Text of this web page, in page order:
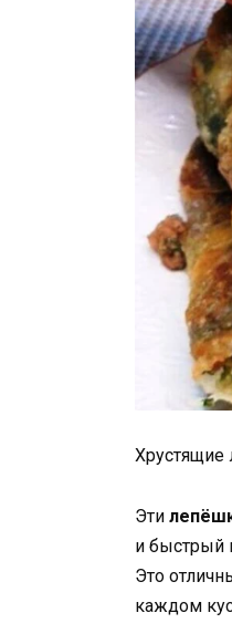
Хрустящие
Эти
и быстрый
Это
каждом